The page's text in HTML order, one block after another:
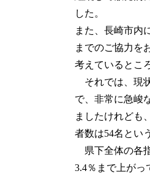
した。
また、長崎市内
までのご協力を
考えているとこ
それでは、現
で、非常に急峻
ましたけれども
者数は54名とい
県下全体の各
3.4％まで上がっ